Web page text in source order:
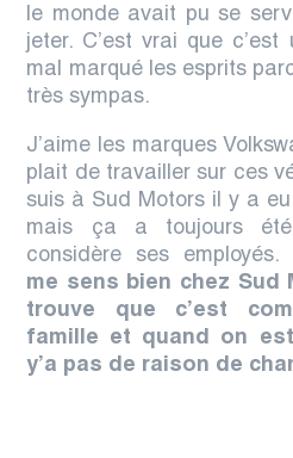
le monde avait pu se
jeter. C’est vrai que
mal marqué les esprits
très sympas.
J’aime les marques
plait de travailler sur ces
suis à Sud Motors il y a
mais ça a toujours
considère ses employés.
me sens bien chez Sud
trouve que c’est
famille et quand on
y’a pas de raison de